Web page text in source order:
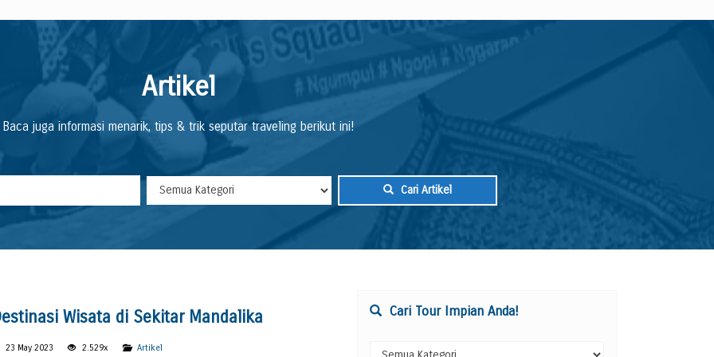
Artikel
Baca juga informasi menarik, tips & trik seputar traveling berikut ini!
Cari Artikel
Wisata di Sekitar Mandalika
23 May 2023 2.529x Artikel
Cari Tour Impian Anda!